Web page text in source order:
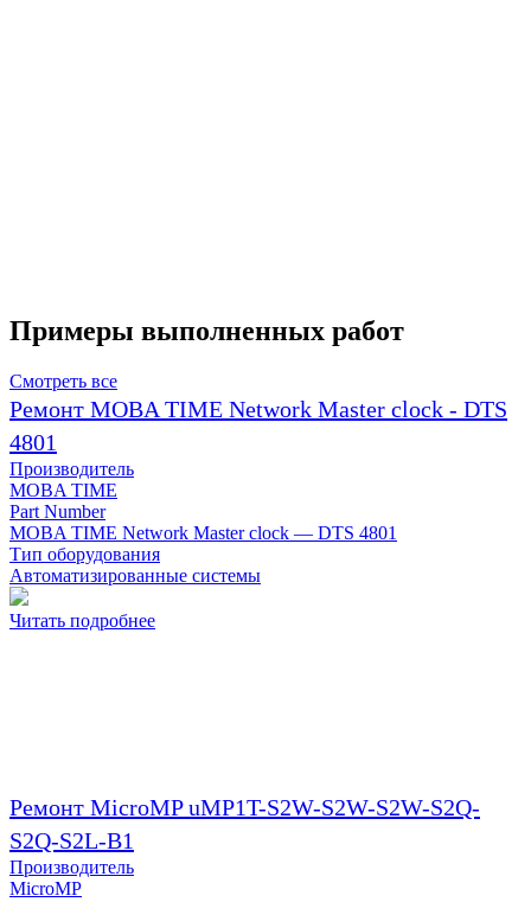
Примеры выполненных работ
Смотреть все
Ремонт MOBA TIME Network Master clock - DTS
4801
Производитель
MOBA TIME
Part Number
MOBA TIME Network Master clock — DTS 4801
Тип оборудования
Автоматизированные системы
Читать подробнее
Ремонт MicroMP uMP1T-S2W-S2W-S2W-S2Q-
S2Q-S2L-B1
Производитель
MicroMP